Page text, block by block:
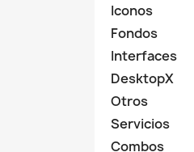
Iconos
Fondos
Interfaces
DesktopX
Otros
Servicios
Combos